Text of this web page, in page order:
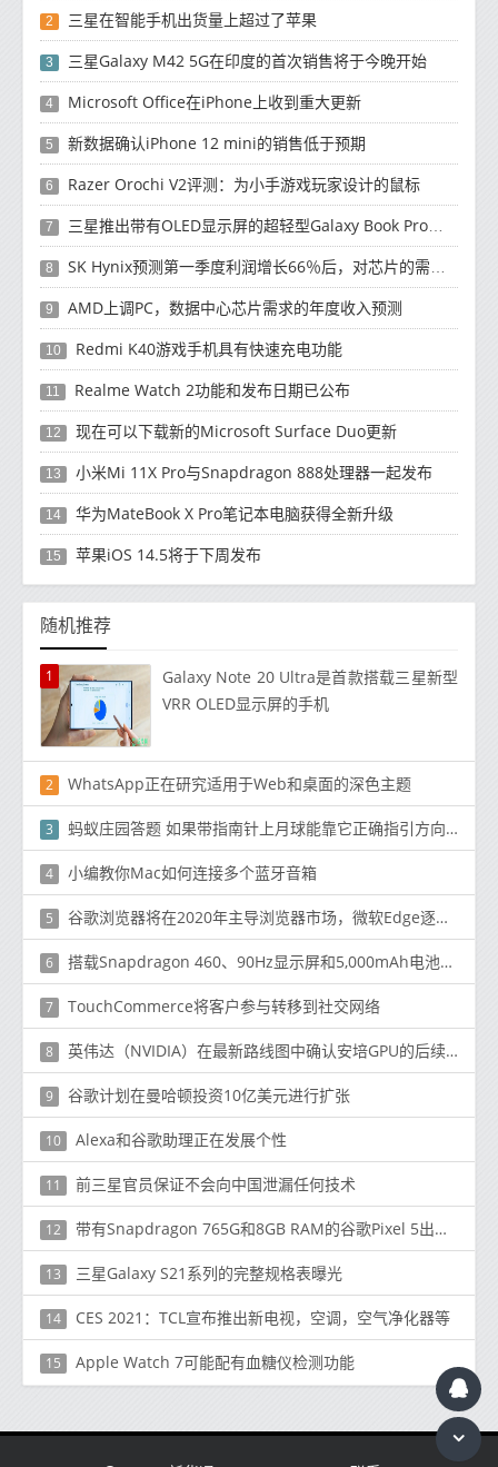
2 三星在智能手机出货量上超过了苹果
3 三星Galaxy M42 5G在印度的首次销售将于今晚开始
4 Microsoft Office在iPhone上收到重大更新
5 新数据确认iPhone 12 mini的销售低于预期
6 Razer Orochi V2评测：为小手游戏玩家设计的鼠标
7 三星推出带有OLED显示屏的超轻型Galaxy Book Pro和Galaxy Book Pro 360笔记本电脑
8 SK Hynix预测第一季度利润增长66％后，对芯片的需求将增强
9 AMD上调PC，数据中心芯片需求的年度收入预测
10 Redmi K40游戏手机具有快速充电功能
11 Realme Watch 2功能和发布日期已公布
12 现在可以下载新的Microsoft Surface Duo更新
13 小米Mi 11X Pro与Snapdragon 888处理器一起发布
14 华为MateBook X Pro笔记本电脑获得全新升级
15 苹果iOS 14.5将于下周发布
随机推荐
1
Galaxy Note 20 Ultra是首款搭载三星新型
VRR OLED显示屏的手机
2 WhatsApp正在研究适用于Web和桌面的深色主题
3 蚂蚁庄园答题 如果带指南针上月球能靠它正确指引方向吗
4 小编教你Mac如何连接多个蓝牙音箱
5 谷歌浏览器将在2020年主导浏览器市场，微软Edge逐渐普及
6 搭载Snapdragon 460、90Hz显示屏和5,000mAh电池的OPPO A53正式发售。12,990
7 TouchCommerce将客户参与转移到社交网络
8 英伟达（NVIDIA）在最新路线图中确认安培GPU的后续产品将于2022年和下一代产品于2024年问世
9 谷歌计划在曼哈顿投资10亿美元进行扩张
10 Alexa和谷歌助理正在发展个性
11 前三星官员保证不会向中国泄漏任何技术
12 带有Snapdragon 765G和8GB RAM的谷歌Pixel 5出现在AI Benchmark中
13 三星Galaxy S21系列的完整规格表曝光
14 CES 2021：TCL宣布推出新电视，空调，空气净化器等
15 Apple Watch 7可能配有血糖仪检测功能